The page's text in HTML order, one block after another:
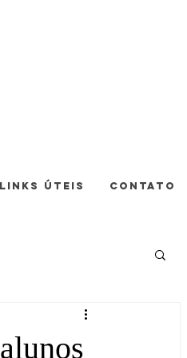
LINKS ÚTEIS CONTATO